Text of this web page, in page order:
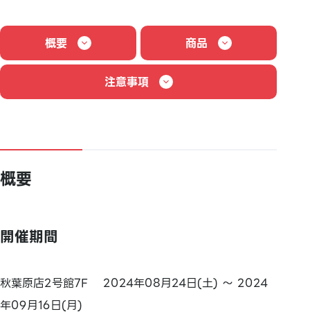
概要 商品
注意事項
概要
開催期間
秋葉原店2号館7F 2024年08月24日(土) ～ 2024
年09月16日(月)